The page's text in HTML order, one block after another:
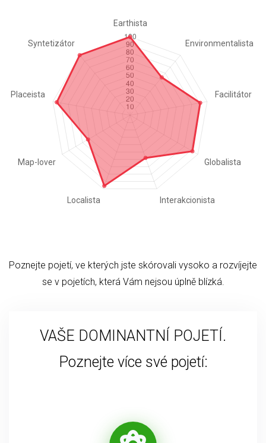
Poznejte pojetí, ve kterých jste skórovali vysoko a rozvíjejte
se v pojetích, která Vám nejsou úplně blízká.
VAŠE DOMINANTNÍ POJETÍ.
Poznejte více své pojetí: